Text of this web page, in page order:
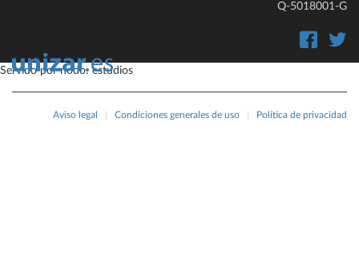
Q-5018001-G
Aviso legal Condiciones generales de uso Política de privacidad
Servido por nodo: estudios